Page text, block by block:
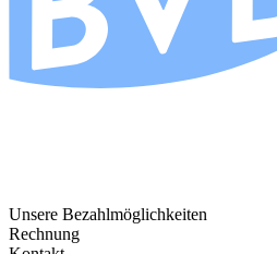
Unsere Bezahlmöglichkeiten
Rechnung